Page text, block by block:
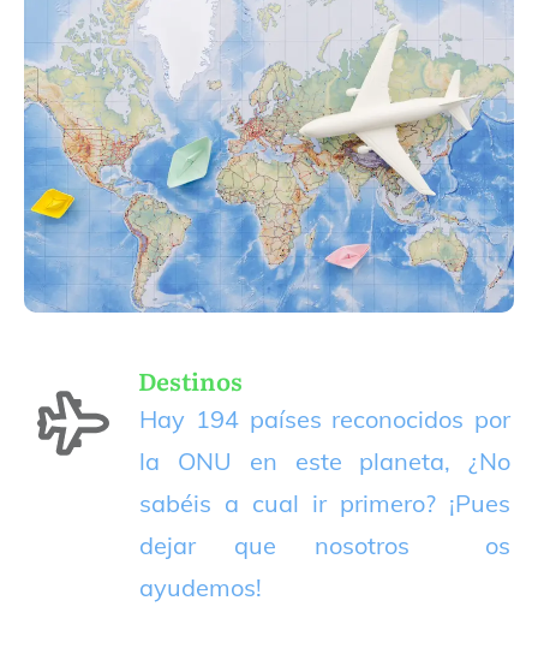
Destinos
Hay 194 países reconocidos por
la ONU en este planeta, ¿No
sabéis a cual ir primero? ¡Pues
dejar que nosotros os
ayudemos!